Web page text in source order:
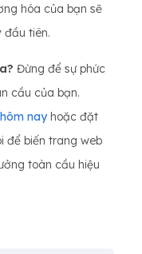
hóa của bạn sẽ
đầu tiên.
Đừng để sự phức
cầu của bạn.
nayhoặc đặt
để biến trang web
toàn cầu hiệu